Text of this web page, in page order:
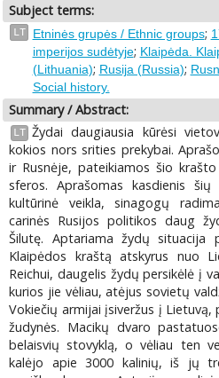
Subject terms:
LT Etninės grupės / Ethnic groups;
imperijos sudėtyje; Klaipėda.
(Lithuania); Rusija (Russia);
Social history.
Summary / Abstract:
LT Žydai daugiausia kūrėsi
kokios nors srities prekybai.
ir Rusnėje, pateikiamos šio
sferos. Aprašomas kasdienis
kultūrinė veikla, sinagogų
carinės Rusijos politikos daug
Šilutę. Aptariama žydų situacija
Klaipėdos kraštą atskyrus nuo
Reichui, daugelis žydų persikėlė į
kurios jie vėliau, atėjus sovietų
Vokiečių armijai įsiveržus į
žudynės. Macikų dvaro
belaisvių stovyklą, o vėliau ten
kalėjo apie 3000 kalinių, iš jų